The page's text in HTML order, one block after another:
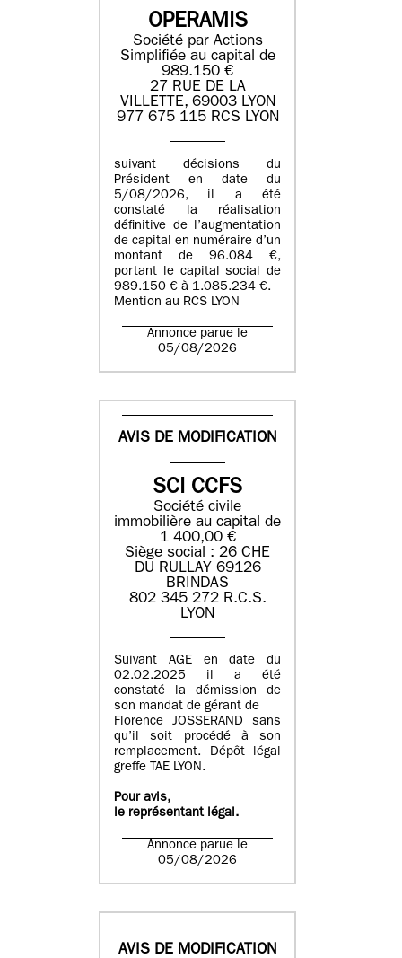
OPERAMIS
Société par Actions
Simplifiée au capital de
989.150 €
27 RUE DE LA
VILLETTE, 69003 LYON
977 675 115 RCS LYON
suivant décisions du
Président en date du
5/08/2026, il a été
constaté la réalisation
définitive de l’augmentation
de capital en numéraire d’un
montant de 96.084 €,
portant le capital social de
989.150 € à 1.085.234 €.
Mention au RCS LYON
Annonce parue le
05/08/2026
AVIS DE MODIFICATION
SCI CCFS
Société civile
immobilière au capital de
1 400,00 €
Siège social : 26 CHE
DU RULLAY 69126
BRINDAS
802 345 272 R.C.S.
LYON
Suivant AGE en date du
02.02.2025 il a été
constaté la démission de
son mandat de gérant de
Florence JOSSERAND sans
qu’il soit procédé à son
remplacement. Dépôt légal
greffe TAE LYON.
Pour avis,
le représentant légal.
Annonce parue le
05/08/2026
AVIS DE MODIFICATION